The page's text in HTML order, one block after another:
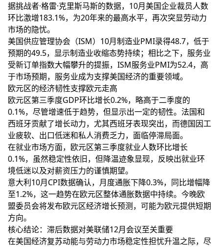
据挑战者·格雷·克里斯马斯的数据，10月美国企业裁员人数
环比激增183.1%，为20年来的最高水平，再次突显劳动力
市场的隐忧。
美国供应管理协会（ISM）10月制造业PMI录得48.7，低于
预期的49.5，显示制造业收缩态势持续；相比之下，服务业
受新订单指数大幅攀升的提振，ISM服务业PMI为52.4，高
于市场预期，服务业成为支撑美国经济的重要领域。
欧元区的经济韧性支撑欧元走高
欧元区第三季度GDP环比增长0.2%，略高于二季度的
0.1%，尽管增速低于趋势，但显示出一定的韧性。法国和
西班牙贡献了增长动力，尤其西班牙表现突出，而德国因工
业疲软、出口低迷和私人消费乏力，面临停滞局面。
在就业市场方面，欧元区第三季度就业人数环比增长
0.1%，虽然稳定性依旧，但降温迹象显现，反映出就业环
境低迷以及对薪资压力的谨慎期望。
意大利10月CPI数据确认，月度通胀下降0.3%，同比增幅降
至1.2%，这一趋势在欧元区整体通胀数据中持续。今晚欧
盟委员会将发布欧元区经济增长预测，可能为欧元提供短期
方向。
核心结论：滞后数据对美联储12月会议至关重要
在美国经济复苏动能与劳动力市场稳定性担忧升温之际，尽